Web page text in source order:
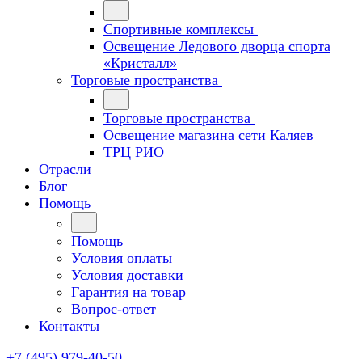
Спортивные комплексы
Освещение Ледового дворца спорта
«Кристалл»
Торговые пространства
Торговые пространства
Освещение магазина сети Каляев
ТРЦ РИО
Отрасли
Блог
Помощь
Помощь
Условия оплаты
Условия доставки
Гарантия на товар
Вопрос-ответ
Контакты